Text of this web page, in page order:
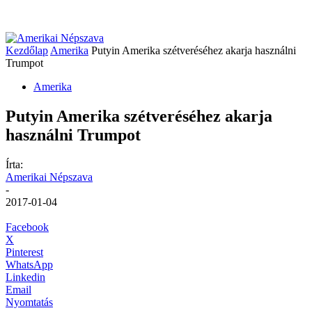
Kezdőlap Amerika Putyin Amerika szétveréséhez akarja használni
Trumpot
Amerika
Putyin Amerika szétveréséhez akarja
használni Trumpot
Írta:
Amerikai Népszava
-
2017-01-04
Facebook
X
Pinterest
WhatsApp
Linkedin
Email
Nyomtatás